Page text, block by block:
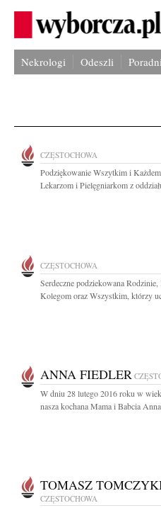
Nekrologi Odeszli
CZĘSTOCHOWA
Podziękowanie Wszytkim i
Lekarzom i Pielęgniarkom z
CZĘSTOCHOWA
Serdeczne podziekowana Rodzinie,
Kolegom oraz Wszystkim, którzy
ANNA FIEDLER
W dniu 28 lutego 2016 roku w
nasza kochana Mama i Babcia
TOMASZ
CZĘSTOCHOWA